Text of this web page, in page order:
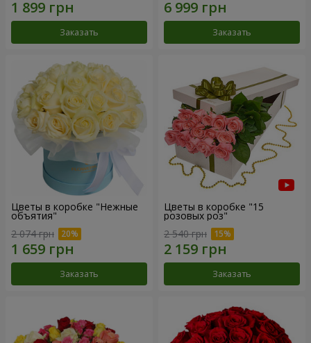
Заказать Заказать
Цветы в коробке "Нежные
объятия"
2 074 грн
Заказать
Цветы в коробке "15
розовых роз"
2 540 грн
Заказать